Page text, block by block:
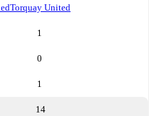
Torquay United
1
0
1
14